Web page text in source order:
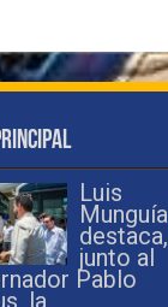
Luis
Munguía
destaca,
junto al
Pablo
la